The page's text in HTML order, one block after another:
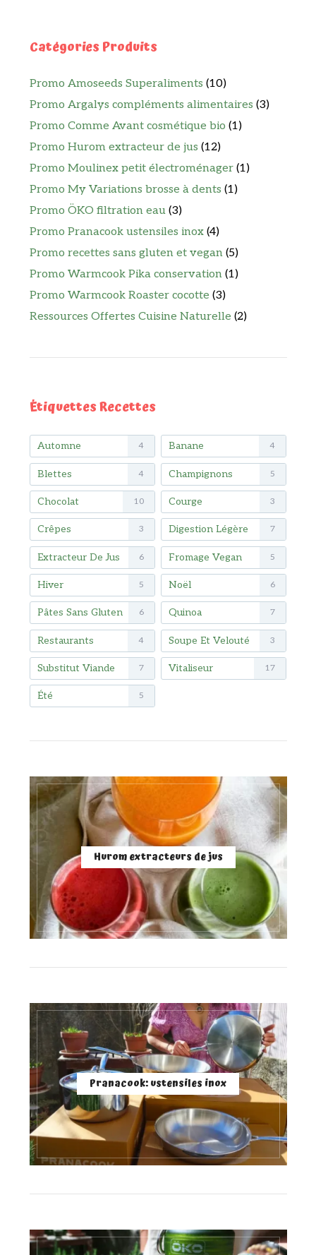
Catégories Produits
Promo Amoseeds Superaliments (10)
Promo Argalys compléments alimentaires (3)
Promo Comme Avant cosmétique bio (1)
Promo Hurom extracteur de jus (12)
Promo Moulinex petit électroménager (1)
Promo My Variations brosse à dents (1)
Promo ÖKO filtration eau (3)
Promo Pranacook ustensiles inox (4)
Promo recettes sans gluten et vegan (5)
Promo Warmcook Pika conservation (1)
Promo Warmcook Roaster cocotte (3)
Ressources Offertes Cuisine Naturelle (2)
Étiquettes Recettes
Automne 4 Banane 4
Blettes 4 Champignons 5
Chocolat 10 Courge 3
Crêpes 3 Digestion Légère 7
Extracteur De Jus 6 Fromage Vegan 5
Hiver 5 Noël 6
Pâtes Sans Gluten 6 Quinoa 7
Restaurants 4 Soupe Et Velouté 3
Substitut Viande 7 Vitaliseur 17
Été 5
Hurom extracteurs de jus
Pranacook: ustensiles inox